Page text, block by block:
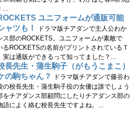
ユニフォームが通販可能
ャツも！
ドラマ版チアダンで主人公わか
ス部のROCKETS。ユニフォームが素敵で
ROCKETSの名前がプリントされているＴ
は通販ができるって知ってました？...
長先生・蒲生駒子（がもうこまこ）
の駒ちゃん？
ドラマ版チアダンで藤谷わ
校長先生・蒲生駒子役の女優は誰でしょう
をチアダンス部顧問にしたりチアダンス部の
によく絡む校長先生ですよね。...